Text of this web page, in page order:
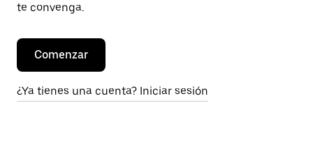
te convenga.
Comenzar
¿Ya tienes una cuenta? Iniciar sesión